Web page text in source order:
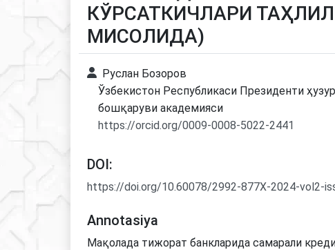
КЎРСАТКИЧЛАРИ
МИСОЛИДА)
Руслан Бозоров
Ўзбекистон Республикаси Президенти
бошқаруви академияси
https://orcid.org/0009-0008-5022-2441
DOI:
https://doi.org/10.60078/2992-877X-2024-vol2-
Annotasiya
Мақолада тижорат банкларида самарали